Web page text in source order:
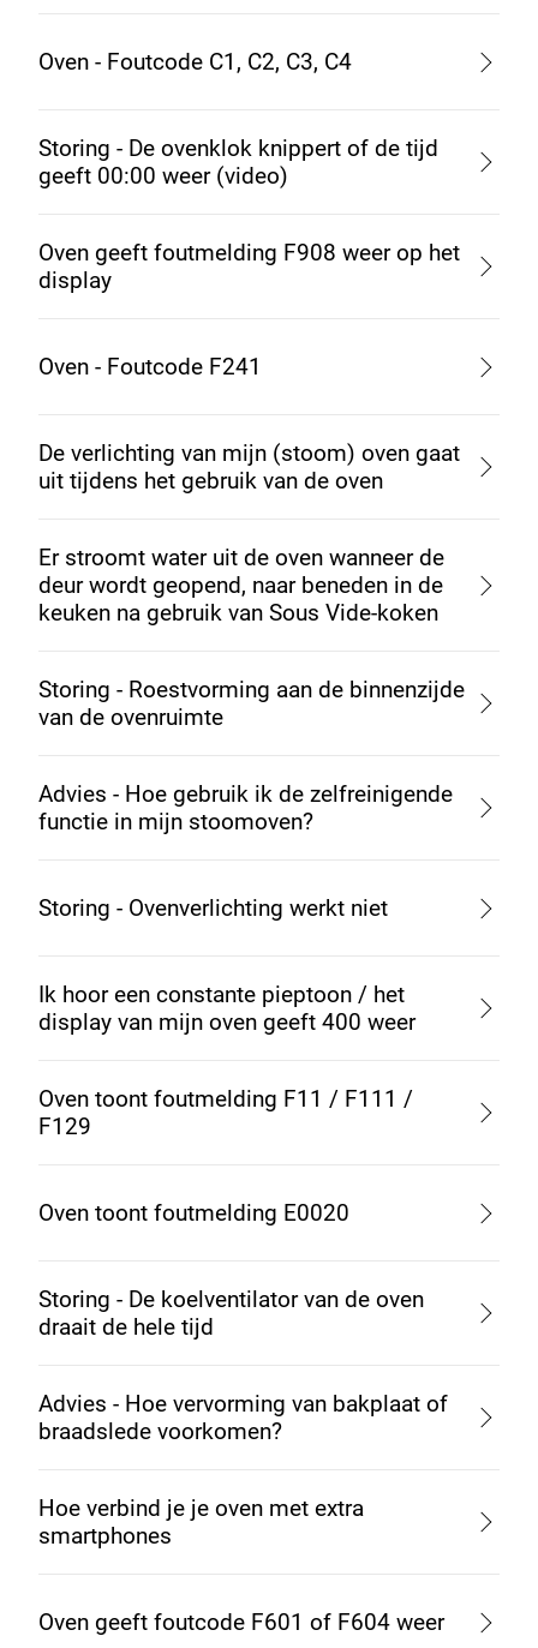
Oven - Foutcode C1, C2, C3, C4
Storing - De ovenklok knippert of de tijd
geeft 00:00 weer (video)
Oven geeft foutmelding F908 weer op het
display
Oven - Foutcode F241
De verlichting van mijn (stoom) oven gaat
uit tijdens het gebruik van de oven
Er stroomt water uit de oven wanneer de
deur wordt geopend, naar beneden in de
keuken na gebruik van Sous Vide-koken
Storing - Roestvorming aan de binnenzijde
van de ovenruimte
Advies - Hoe gebruik ik de zelfreinigende
functie in mijn stoomoven?
Storing - Ovenverlichting werkt niet
Ik hoor een constante pieptoon / het
display van mijn oven geeft 400 weer
Oven toont foutmelding F11 / F111 /
F129
Oven toont foutmelding E0020
Storing - De koelventilator van de oven
draait de hele tijd
Advies - Hoe vervorming van bakplaat of
braadslede voorkomen?
Hoe verbind je je oven met extra
smartphones
Oven geeft foutcode F601 of F604 weer